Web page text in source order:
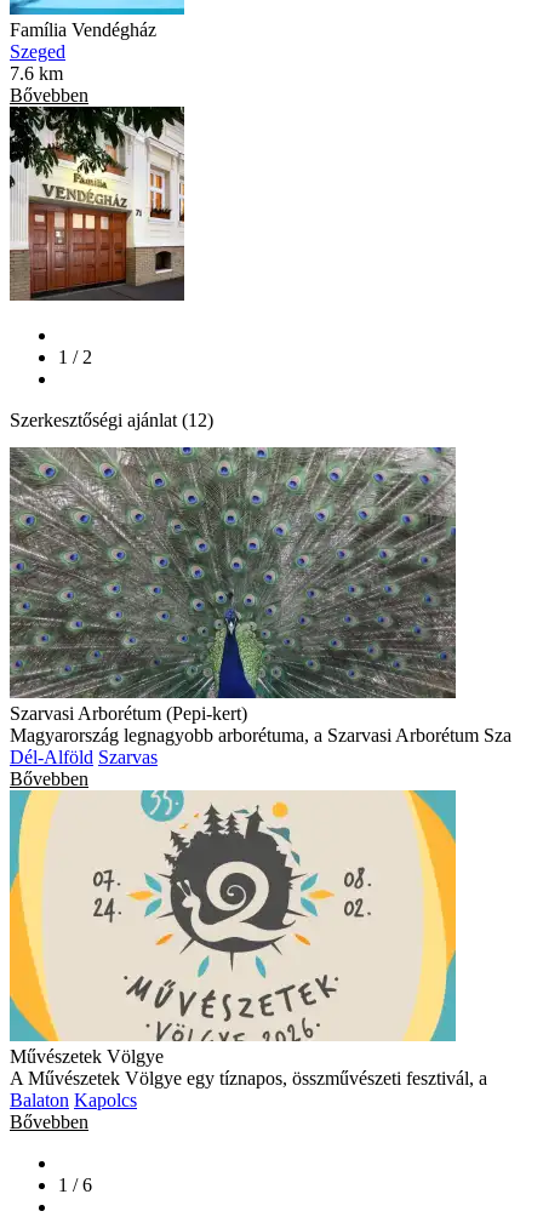
Família Vendégház
Szeged
7.6 km
Bővebben
1 / 2
Szerkesztőségi ajánlat (12)
Szarvasi Arborétum (Pepi-kert)
Magyarország legnagyobb arborétuma, a Szarvasi Arborétum Sza
Dél-Alföld Szarvas
Bővebben
Művészetek Völgye
A Művészetek Völgye egy tíznapos, összművészeti fesztivál, a
Balaton Kapolcs
Bővebben
1 / 6